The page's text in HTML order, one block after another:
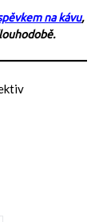
na kávu,